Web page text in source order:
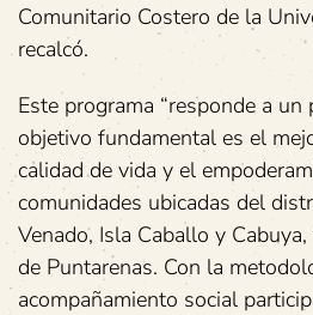
Comunitario Costero de la
recalcó.
Este programa “responde a
objetivo fundamental es el
calidad de vida y el
comunidades ubicadas del
Venado, Isla Caballo y
de Puntarenas. Con la
acompañamiento social